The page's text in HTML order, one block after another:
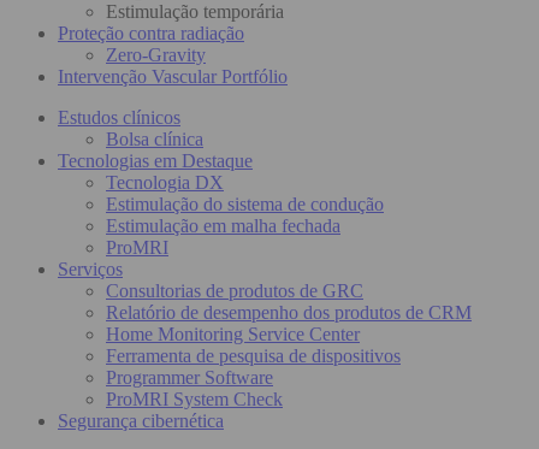
Estimulação temporária
Proteção contra radiação
Zero-Gravity
Intervenção Vascular Portfólio
Estudos clínicos
Bolsa clínica
Tecnologias em Destaque
Tecnologia DX
Estimulação do sistema de condução
Estimulação em malha fechada
ProMRI
Serviços
Consultorias de produtos de GRC
Relatório de desempenho dos produtos de CRM
Home Monitoring Service Center
Ferramenta de pesquisa de dispositivos
Programmer Software
ProMRI System Check
Segurança cibernética